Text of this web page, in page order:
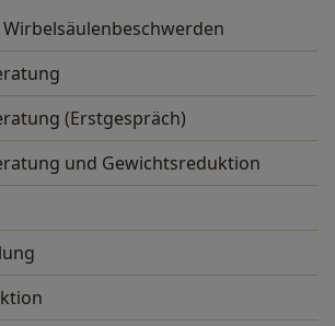
(Erstgespräch)
und Gewichtsreduktion